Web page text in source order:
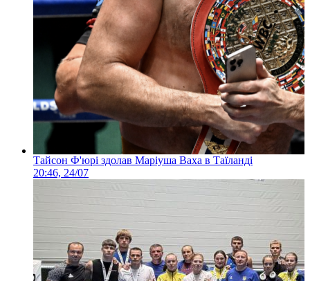
Тайсон Ф'юрі здолав Маріуша Ваха в Таїланді
20:46, 24/07